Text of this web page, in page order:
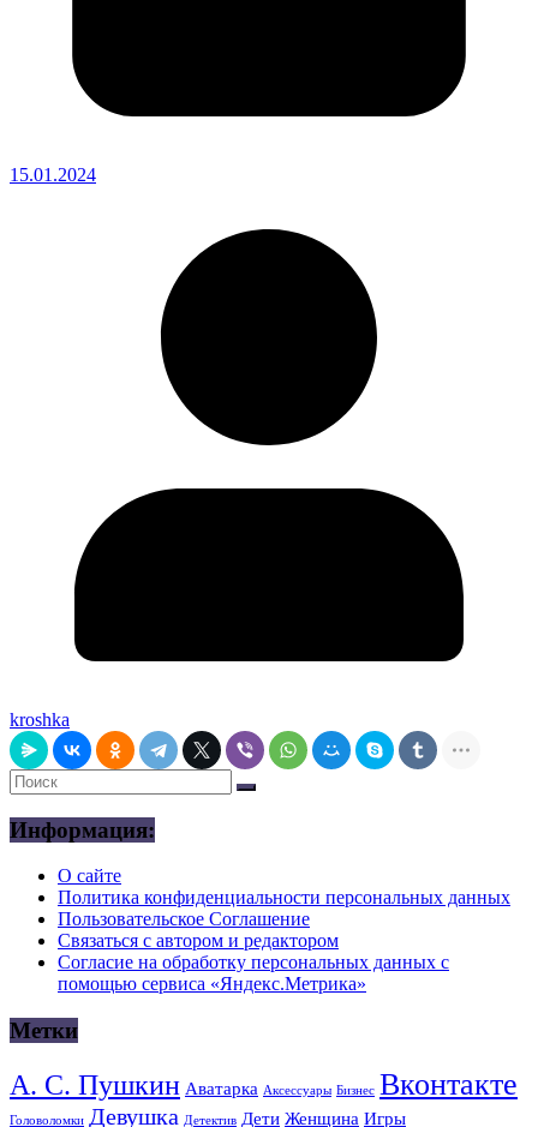
15.01.2024
kroshka
Информация:
О сайте
Политика конфиденциальности персональных данных
Пользовательское Соглашение
Связаться с автором и редактором
Согласие на обработку персональных данных с
помощью сервиса «Яндекс.Метрика»
Метки
А. С. Пушкин Аватарка Аксессуары Бизнес Вконтакте
Головоломки Девушка Детектив Дети Женщина Игры